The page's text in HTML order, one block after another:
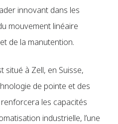
innovant dans les
mouvement linéaire
de la manutention.
situé à Zell, en Suisse,
de pointe et des
les capacités
industrielle, l’une